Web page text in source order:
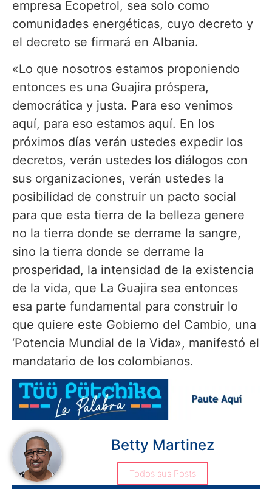
empresa Ecopetrol, sea solo como
comunidades energéticas, cuyo decreto y
el decreto se firmará en Albania.
«Lo que nosotros estamos proponiendo
entonces es una Guajira próspera,
democrática y justa. Para eso venimos
aquí, para eso estamos aquí. En los
próximos días verán ustedes expedir los
decretos, verán ustedes los diálogos con
sus organizaciones, verán ustedes la
posibilidad de construir un pacto social
para que esta tierra de la belleza genere
no la tierra donde se derrame la sangre,
sino la tierra donde se derrame la
prosperidad, la intensidad de la existencia
de la vida, que La Guajira sea entonces
esa parte fundamental para construir lo
que quiere este Gobierno del Cambio, una
‘Potencia Mundial de la Vida», manifestó el
mandatario de los colombianos.
Betty Martinez
Todos sus Posts